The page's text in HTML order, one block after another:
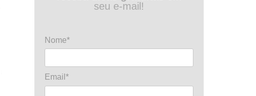
seu e-mail!
Nome*
Email*